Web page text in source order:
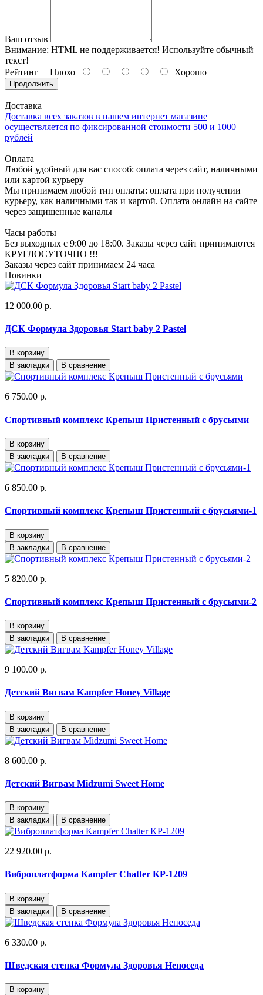
Ваш отзыв
Внимание: HTML не поддерживается! Используйте обычный
текст!
Рейтинг Плохо Хорошо
Продолжить
Доставка
Доставка всех заказов в нашем интернет магазине
осуществляется по фиксированной стоимости 500 и 1000
рублей
Оплата
Любой удобный для вас способ: оплата через сайт, наличными
или картой курьеру
Мы принимаем любой тип оплаты: оплата при получении
курьеру, как наличными так и картой. Оплата онлайн на сайте
через защищенные каналы
Часы работы
Без выходных с 9:00 до 18:00. Заказы через сайт принимаются
КРУГЛОСУТОЧНО !!!
Заказы через сайт принимаем 24 часа
Новинки
12 000.00 р.
ДСК Формула Здоровья Start baby 2 Pastel
В корзину
В закладки
В сравнение
6 750.00 р.
Спортивный комплекс Крепыш Пристенный с брусьями
В корзину
В закладки
В сравнение
6 850.00 р.
Спортивный комплекс Крепыш Пристенный с брусьями-1
В корзину
В закладки
В сравнение
5 820.00 р.
Спортивный комплекс Крепыш Пристенный с брусьями-2
В корзину
В закладки
В сравнение
9 100.00 р.
Детский Вигвам Kampfer Honey Village
В корзину
В закладки
В сравнение
8 600.00 р.
Детский Вигвам Midzumi Sweet Home
В корзину
В закладки
В сравнение
22 920.00 р.
Виброплатформа Kampfer Chatter KP-1209
В корзину
В закладки
В сравнение
6 330.00 р.
Шведская стенка Формула Здоровья Непоседа
В корзину